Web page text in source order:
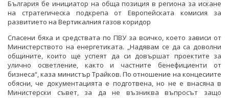
България бе инициатор на обща позиция в региона за искане
на стратегическа подкрепа от Европейската комисия за
развитието на Вертикалния газов коридор
Спасени бяха и средствата по ПВУ за всичко, което зависи от
Министерството на енергетиката. „Надявам се да са доволни
общините, които ще успеят да си довършат проектите за
улично осветление, както и частните бенефициенти от
бизнеса“, каза министър Трайков. По отношение на концесиите
обясни, че документацията е подготвена, но не е внасяна в
Министерски съвет, за да не възниква въпросът защо